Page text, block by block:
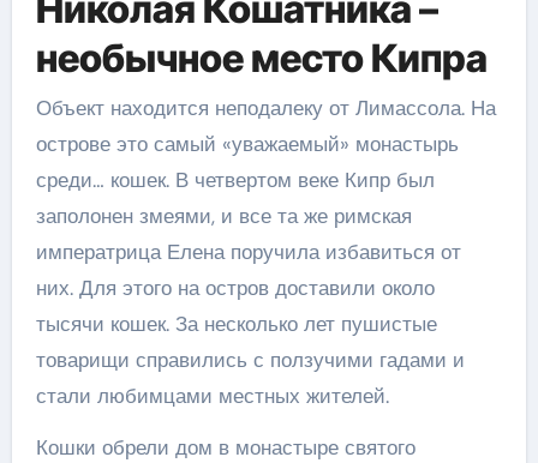
необычное место Кипра
Объект находится неподалеку от Лимассола. На
острове это самый «уважаемый» монастырь
среди… кошек. В четвертом веке Кипр был
заполонен змеями, и все та же римская
императрица Елена поручила избавиться от
них. Для этого на остров доставили около
тысячи кошек. За несколько лет пушистые
товарищи справились с ползучими гадами и
стали любимцами местных жителей.
Кошки обрели дом в монастыре святого